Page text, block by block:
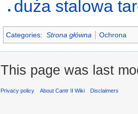
duża stalowa
Categories: Strona główna Ochrona
This page was last
Privacy policy About Cantr II Wiki Disclaimers